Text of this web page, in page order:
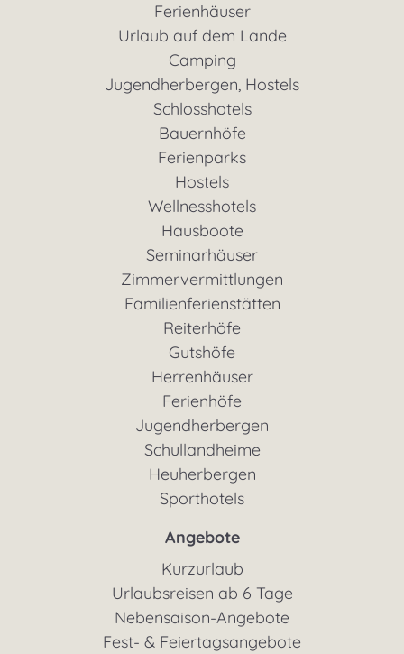
Ferienhäuser
Urlaub auf dem Lande
Camping
Jugendherbergen, Hostels
Schlosshotels
Bauernhöfe
Ferienparks
Hostels
Wellnesshotels
Hausboote
Seminarhäuser
Zimmervermittlungen
Familienferienstätten
Reiterhöfe
Gutshöfe
Herrenhäuser
Ferienhöfe
Jugendherbergen
Schullandheime
Heuherbergen
Sporthotels
Angebote
Kurzurlaub
Urlaubsreisen ab 6 Tage
Nebensaison-Angebote
Fest- & Feiertagsangebote